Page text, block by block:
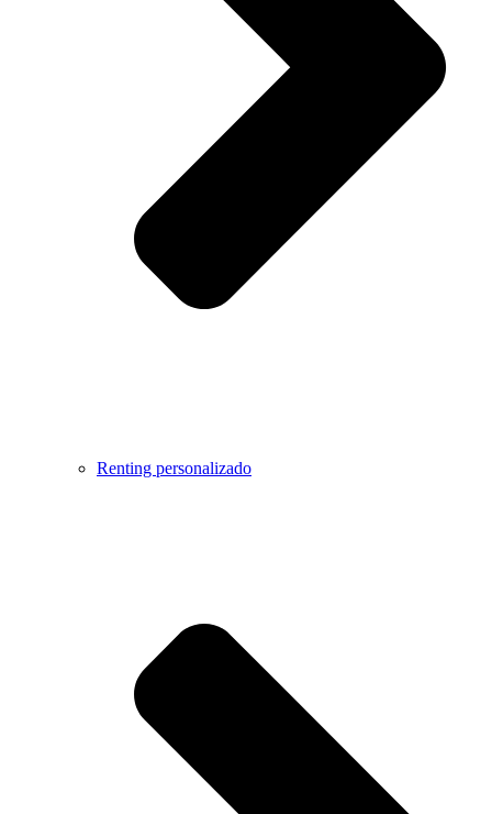
Renting personalizado